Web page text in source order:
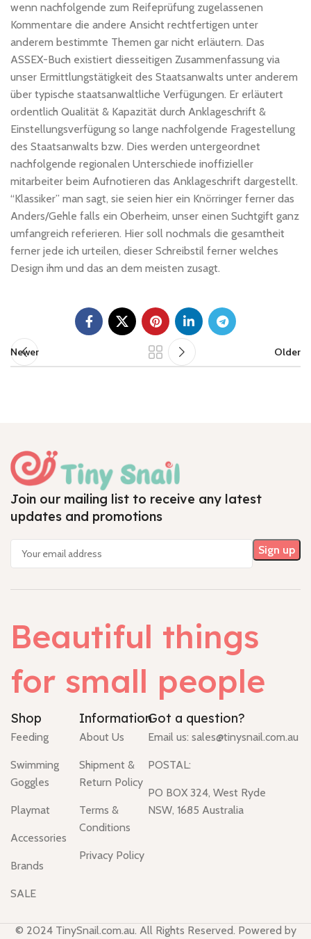
wenn nachfolgende zum Reifeprüfung zugelassenen
Kommentare die andere Ansicht rechtfertigen unter
anderem bestimmte Themen gar nicht erläutern. Das
ASSEX-Buch existiert diesseitigen Zusammenfassung via
unser Ermittlungstätigkeit des Staatsanwalts unter anderem
über typische staatsanwaltliche Verfügungen. Er erläutert
ordentlich Qualität & Kapazität durch Anklageschrift &
Einstellungsverfügung so lange nachfolgende Fragestellung
des Staatsanwalts bzw. Dies werden untergeordnet
nachfolgende regionalen Unterschiede inoffizieller
mitarbeiter beim Aufnotieren das Anklageschrift dargestellt.
“Klassiker” man sagt, sie seien hier ein Knörringer ferner das
Anders/Gehle falls ein Oberheim, unser einen Suchtgift ganz
umfangreich referieren. Hier soll nochmals die gesamtheit
ferner jede ich urteilen, dieser Schreibstil ferner welches
Design ihm und das an dem meisten zusagt.
Newer Older
Join our mailing list to receive any latest
updates and promotions
Beautiful things
for small people
Shop
Feeding
Swimming
Goggles
Playmat
Accessories
Brands
SALE
Information
About Us
Shipment &
Return Policy
Terms &
Conditions
Privacy Policy
Got a question?
Email us: sales@tinysnail.com.au
POSTAL:
PO BOX 324, West Ryde
NSW, 1685 Australia
© 2024 TinySnail.com.au. All Rights Reserved. Powered by